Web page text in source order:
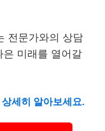
전문가와의 상담
은 미래를 열어갈
세히 알아보세요.